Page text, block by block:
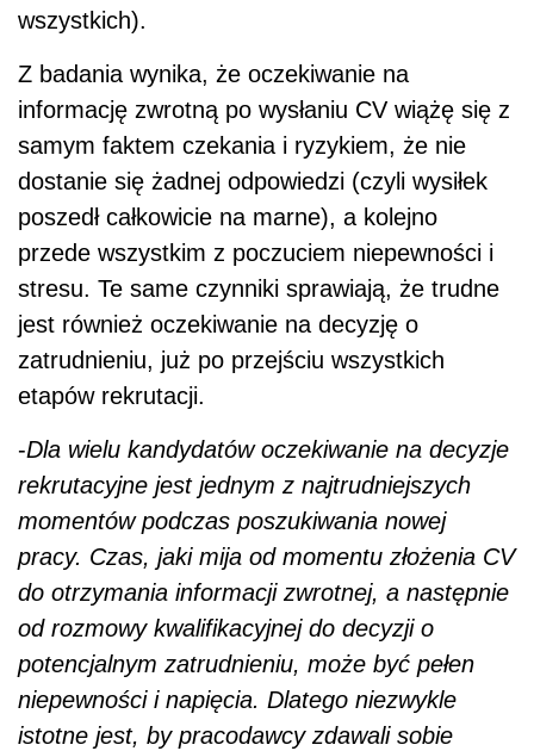
wszystkich).
Z badania wynika, że oczekiwanie na
informację zwrotną po wysłaniu CV wiążę się z
samym faktem czekania i ryzykiem, że nie
dostanie się żadnej odpowiedzi (czyli wysiłek
poszedł całkowicie na marne), a kolejno
przede wszystkim z poczuciem niepewności i
stresu. Te same czynniki sprawiają, że trudne
jest również oczekiwanie na decyzję o
zatrudnieniu, już po przejściu wszystkich
etapów rekrutacji.
-Dla wielu kandydatów oczekiwanie na decyzje
rekrutacyjne jest jednym z najtrudniejszych
momentów podczas poszukiwania nowej
pracy. Czas, jaki mija od momentu złożenia CV
do otrzymania informacji zwrotnej, a następnie
od rozmowy kwalifikacyjnej do decyzji o
potencjalnym zatrudnieniu, może być pełen
niepewności i napięcia. Dlatego niezwykle
istotne jest, by pracodawcy zdawali sobie